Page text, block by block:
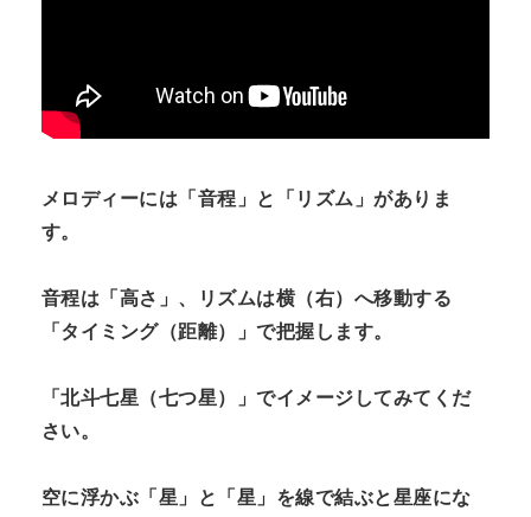
メロディーには「音程」と「リズム」がありま
す。
音程は「高さ」、リズムは横（右）へ移動する
「タイミング（距離）」で把握します。
「北斗七星（七つ星）」でイメージしてみてくだ
さい。
空に浮かぶ「星」と「星」を線で結ぶと星座にな